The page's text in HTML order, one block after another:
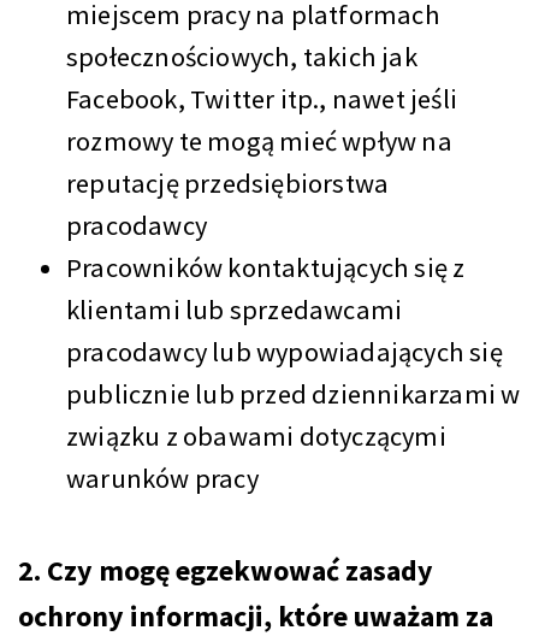
miejscem pracy na platformach
społecznościowych, takich jak
Facebook, Twitter itp., nawet jeśli
rozmowy te mogą mieć wpływ na
reputację przedsiębiorstwa
pracodawcy
Pracowników kontaktujących się z
klientami lub sprzedawcami
pracodawcy lub wypowiadających się
publicznie lub przed dziennikarzami w
związku z obawami dotyczącymi
warunków pracy
2. Czy mogę egzekwować zasady
ochrony informacji, które uważam za